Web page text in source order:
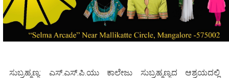
ಸುಬ್ರಹ್ಮಣ್ಯ: ಎಸ್.ಎಸ್.ಪಿ.ಯು ಕಾಲೇಜು ಸುಬ್ರಹ್ಮಣ್ಯದ ಆಶ್ರಯದಲ್ಲಿ